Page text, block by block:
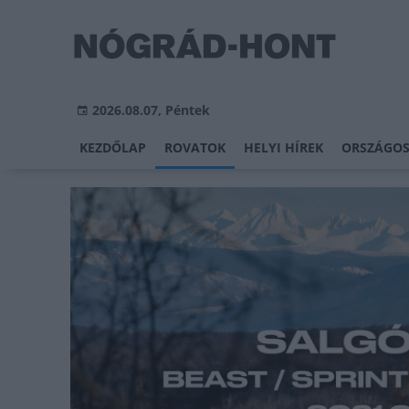
2026.08.07, Péntek
KEZDŐLAP ROVATOK HELYI HÍREK